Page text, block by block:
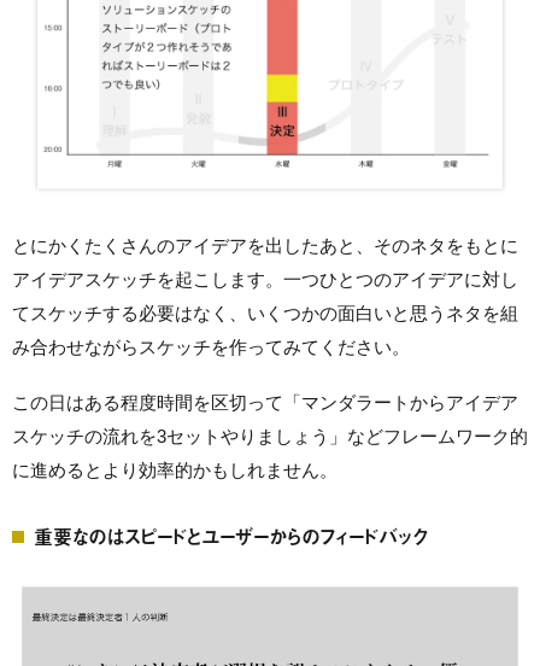
とにかくたくさんのアイデアを出したあと、そのネタをもとに
アイデアスケッチを起こします。一つひとつのアイデアに対し
てスケッチする必要はなく、いくつかの面白いと思うネタを組
み合わせながらスケッチを作ってみてください。
この日はある程度時間を区切って「マンダラートからアイデア
スケッチの流れを3セットやりましょう」などフレームワーク的
に進めるとより効率的かもしれません。
重要なのはスピードとユーザーからのフィードバック